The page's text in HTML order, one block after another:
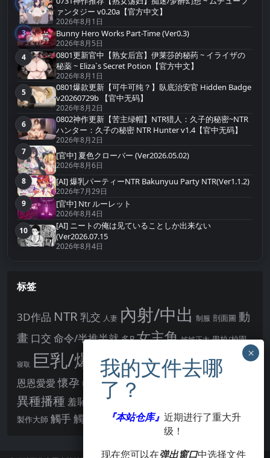
第2名
2
ァンタジー v0.20a【官方中文】
2026年8月1日
第3名
3 Bunny Hero Works Part-Time (Ver0.3)
2026年8月5日
第4名
4
0801更新官中【熟女后宫】伊莱莎的秘药 ~ イライザの
秘薬 ~ Eliza`s Secret Potion【官方中文】
2026年8月1日
第5名
5
0801爆款更新【可牛可纯？】臥底治安官 Hidden Badge
v20260729b 【官中无码】
2026年8月2日
第6名
6
0802神作更新【苦主绿帽】NTR猎人：久子的秘密~NTR
ハンター：久子の秘密 NTR Hunter v1.4【官中无码】
2026年8月2日
第7名
7 [官中] 夏色クローバー (Ver2026.05.02)
2026年8月6日
第8名
8 [AI] 爆乳パーティーNTR Bakunyuu Party NTR(Ver1.1.2)
2026年7月29日
第9名
9 [官中] Ntr ルーレット
2026年8月4日
第10名
10
[AI] ニートの俺は见ていることしか出来ない
(Ver2026.07.15
2026年8月4日
标签
3D作品 NTR乳交 人妻 內射/中出 制服 剖面圖 動
畫 口交 命令/半推半就 多P 女主角 姊姊正太 學校/校園
寢取 巨乳/爆乳幻想 強制你播種 強制播種
恩恩愛愛 懷孕 戰鬥H 拘束 教育 男主角
異種播種 羞恥/恥辱 羞辱
製作大師 觸手 觸摸 賣春/援交 輪流播種 酪梨 阿黑顏 露出 點陣圖
『本站仓库』 近期进行了重大升
级！
现在您可以在弹出窗口中选择文件